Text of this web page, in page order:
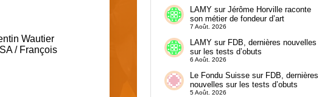
Wautier
/ François
LAMYsur Jérôme Horville raconte
son métier de fondeur d’art
7 Août. 2026
LAMYsur FDB, dernières nouvelles
sur les tests d’obuts
6 Août. 2026
Le Fondu Suissesur FDB, dernières
nouvelles sur les tests d’obuts
5 Août. 2026